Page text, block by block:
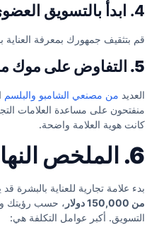
4. ابدأ بالتسويق العضوي.
قم بتثقيف جمهورك بمعرفة العناية
5. التفاوض على موك مرن ومهل زمنية مرنة.
العديد من مصنعي الشامبو والبلسم
منفتحون على مساعدة العلامات
كانت هوية العلامة واضحة.
6. الملخص النهائي
بدء علامة تجارية للعناية بالبشرة
من 150,000 دولار
، حسب رؤيتك
التسويق. أكبر عوامل التكلفة هي: